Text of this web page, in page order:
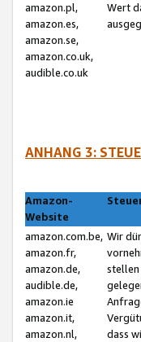
amazon.pl,
amazon.es,
amazon.se,
amazon.co.uk,
audible.co.uk
Wert
ANHANG 3:
Amazon-
Website
amazon.com.be,
amazon.fr,
amazon.de,
audible.de,
amazon.ie
amazon.it,
amazon.nl,
Wir
stellen
dass